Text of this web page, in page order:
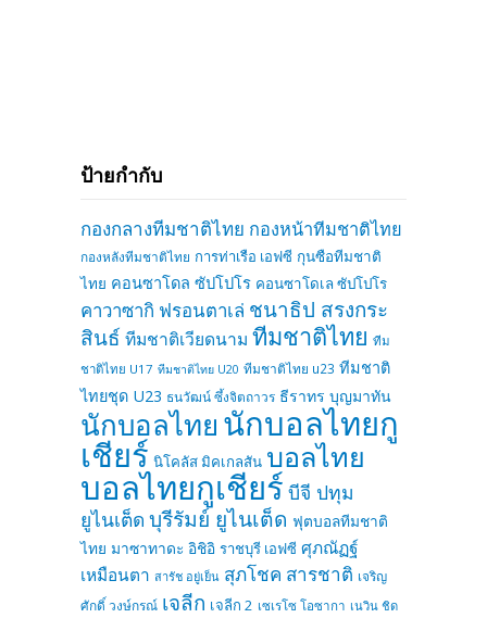
ป้ายกำกับ
กองกลางทีมชาติไทย กองหน้าทีมชาติไทย
กองหลังทีมชาติไทย การท่าเรือ เอฟซี กุนซือทีมชาติ
ไทย คอนซาโดล ซัปโปโร คอนซาโดเล ซัปโปโร
คาวาซากิ ฟรอนตาเล่ ชนาธิป สรงกระ
สินธ์ ทีมชาติเวียดนาม ทีมชาติไทย ทีม
ชาติไทย U17 ทีมชาติไทย U20 ทีมชาติไทย u23 ทีมชาติ
ไทยชุด U23 ธนวัฒน์ ซึ้งจิตถาวร ธีราทร บุญมาทัน
นักบอลไทยนักบอลไทยกู
เชียร์ นิโคลัส มิคเกลสัน บอลไทย
บอลไทยกูเชียร์ บีจี ปทุม
ยูไนเต็ด บุรีรัมย์ ยูไนเต็ด ฟุตบอลทีมชาติ
ไทย มาซาทาดะ อิชิอิ ราชบุรี เอฟซี ศุภณัฏฐ์
เหมือนตา สารัช อยู่เย็น สุภโชค สารชาติ เจริญ
ศักดิ์ วงษ์กรณ์ เจลีก เจลีก 2 เซเรโซ โอซากา เนวิน ชิด